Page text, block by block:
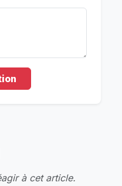
à cet article.